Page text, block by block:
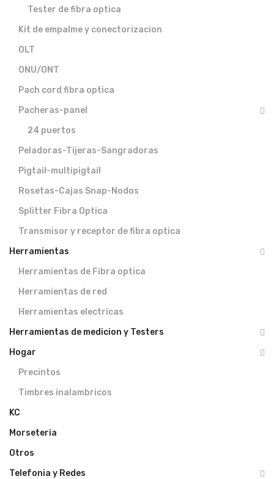
Tester de fibra optica
Kit de empalme y conectorizacion
OLT
ONU/ONT
Pach cord fibra optica
Pacheras-panel
24 puertos
Peladoras-Tijeras-Sangradoras
Pigtail-multipigtail
Rosetas-Cajas Snap-Nodos
Splitter Fibra Optica
Transmisor y receptor de fibra optica
Herramientas
Herramientas de Fibra optica
Herramientas de red
Herramientas electricas
Herramientas de medicion y Testers
Hogar
Precintos
Timbres inalambricos
KC
Morseteria
Otros
Telefonia y Redes